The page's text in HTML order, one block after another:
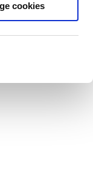
cookies